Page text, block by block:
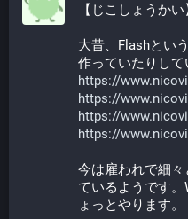
【じこしょうかい
大昔、Flashとい
作っていたりして
https://
https://
https://
https://
今は雇われで細
ているようです
ょっとやります。